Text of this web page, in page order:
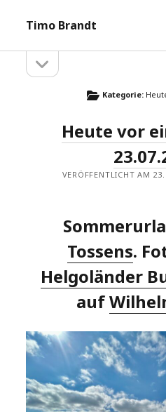
Timo Brandt
Seitenleiste
öffnen
Kategorie:
Heute vor
VERÖFFENTLICHT AM
Tossens.
Helgoländer
auf